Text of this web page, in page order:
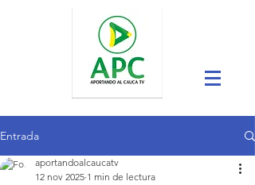
Entrada
aportandoalcaucatv
12 nov 2025 1 min de lectura